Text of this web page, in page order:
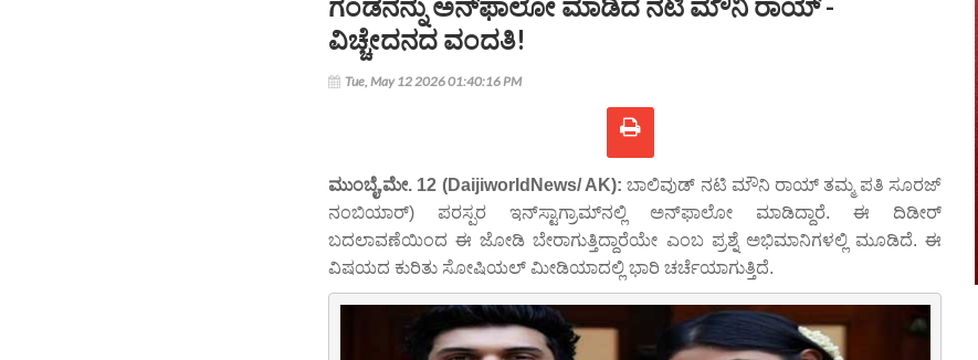
ವಿಚ್ಚೇದನದ ವಂದತಿ!
Tue, May 12 2026 01:40:16 PM
ಮುಂಬೈ,ಮೇ. 12 (DaijiworldNews/ AK): ಬಾಲಿವುಡ್ ನಟಿ ಮೌನಿ ರಾಯ್ ತಮ್ಮ ಪತಿ ಸೂರಜ್
ನಂಬಿಯಾರ್) ಪರಸ್ಪರ ಇನ್‌ಸ್ಟಾಗ್ರಾಮ್‌ನಲ್ಲಿ ಅನ್‌ಫಾಲೋ ಮಾಡಿದ್ದಾರೆ. ಈ ದಿಡೀರ್‌
ಬದಲಾವಣೆಯಿಂದ ಈ ಜೋಡಿ ಬೇರಾಗುತ್ತಿದ್ದಾರೆಯೇ ಎಂಬ ಪ್ರಶ್ನೆ ಅಭಿಮಾನಿಗಳಲ್ಲಿ ಮೂಡಿದೆ. ಈ
ವಿಷಯದ ಕುರಿತು ಸೋಷಿಯಲ್ ಮೀಡಿಯಾದಲ್ಲಿ ಭಾರಿ ಚರ್ಚೆಯಾಗುತ್ತಿದೆ.